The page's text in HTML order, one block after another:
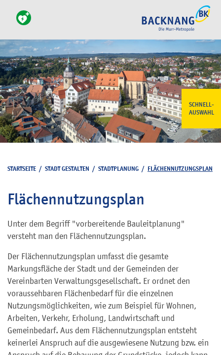
SCHNELL-
AUSWAHL
STARTSEITE / STADT GESTALTEN / STADTPLANUNG / FLÄCHENNUTZUNGSPLAN
Flächennutzungsplan
Unter dem Begriff "vorbereitende Bauleitplanung"
versteht man den Flächennutzungsplan.
Der Flächennutzungsplan umfasst die gesamte
Markungsfläche der Stadt und der Gemeinden der
Vereinbarten Verwaltungsgesellschaft. Er ordnet den
voraussehbaren Flächenbedarf für die einzelnen
Nutzungsmöglichkeiten, wie zum Beispiel für Wohnen,
Arbeiten, Verkehr, Erholung, Landwirtschaft und
Gemeinbedarf. Aus dem Flächennutzungsplan entsteht
keinerlei Anspruch auf die ausgewiesene Nutzung bzw. ein